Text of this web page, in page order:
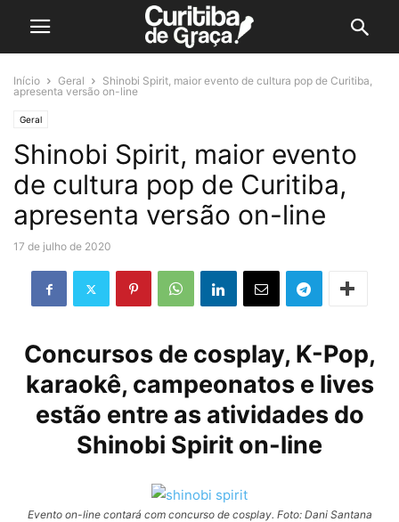
Início Geral
Shinobi Spirit, maior evento de cultura pop de Curitiba,
apresenta versão on-line
Geral
Shinobi Spirit, maior evento
de cultura pop de Curitiba,
apresenta versão on-line
17 de julho de 2020
Concursos de cosplay, K-Pop,
karaokê, campeonatos e lives
estão entre as atividades do
Shinobi Spirit on-line
Evento on-line contará com concurso de cosplay. Foto: Dani Santana